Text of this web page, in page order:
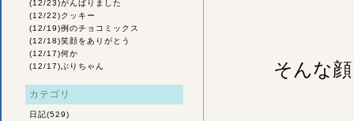
(12/23)がんばりました
(12/22)クッキー
(12/19)例のチョコミックス
(12/18)笑顔をありがとう
(12/17)何か
(12/17) ぶりちゃん
カテゴリ
日記(529)
そんな